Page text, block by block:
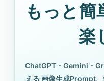
もっと簡
楽
ChatGPT・Gemini・
える 画像生成Prompt、